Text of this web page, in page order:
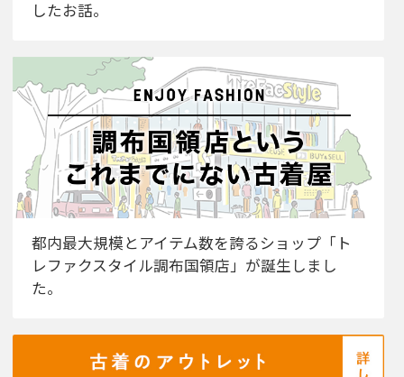
したお話。
都内最大規模とアイテム数を誇るショップ「ト
レファクスタイル調布国領店」が誕生しまし
た。